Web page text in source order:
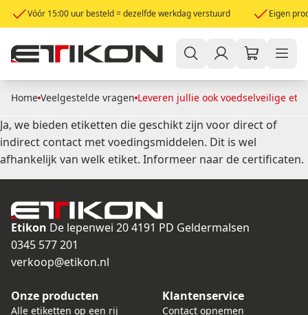
Vóór 15:00 uur besteld = dezelfde werkdag verstuurd Eigen
Home Veelgestelde vragen Leveren jullie ook voedselveilige
Ja, we bieden etiketten die geschikt zijn voor direct of
indirect contact met voedingsmiddelen. Dit is wel
afhankelijk van welk etiket. Informeer naar de certificaten.
Etikon De lepenwei 204191 PD Geldermalsen
0345 577 201
verkoop@etikon.nl
Onze producten
Alle etiketten op een rij
Klantenservice
Contact opnemen